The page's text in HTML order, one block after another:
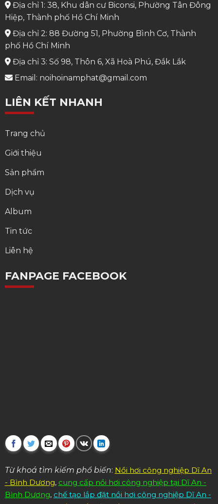
Địa chỉ 1: 38, Khu dân cư Biconsi, Phường Tân Đông
Hiệp, Thành phố Hồ Chí Minh
Địa chỉ 2: 88 Đường 51, Phường Bình Cơ, Thành
phố Hồ Chí Minh
Địa chỉ 3: Số 98, Thôn 6, Xã Hoà Phú, Đắk Lắk
Email: noihoinamphat@gmail.com
LIÊN KẾT NHANH
Trang chủ
Giới thiệu
Sản phẩm
Dịch vụ
Album
Tin tức
Liên hệ
FANPAGE FACEBOOK
Từ khoá tìm kiếm phổ biến: Nồi hơi công nghiệp Dĩ An
- Bình Dương, cung cấp nồi hơi công nghiệp tại Dĩ An -
Bình Dương, chế tạo lắp đặt nồi hơi công nghiệp Dĩ An -